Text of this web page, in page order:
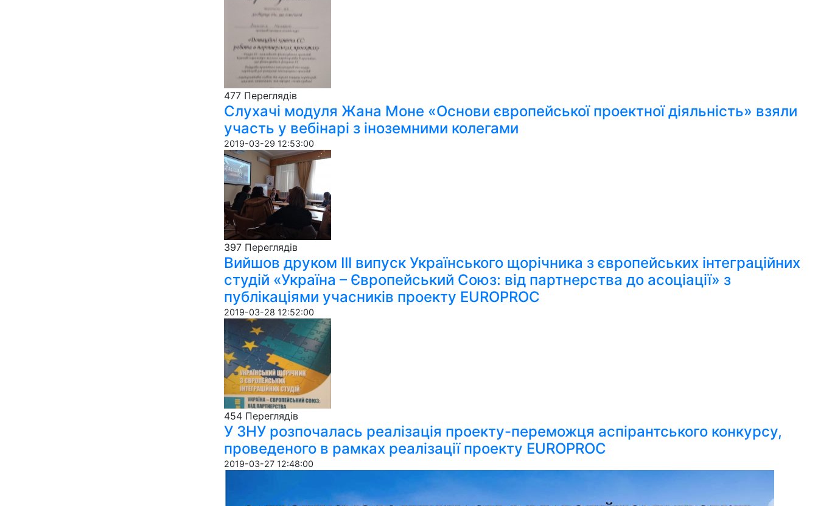
477 Пере­гля­дів
Слухачі модуля Жана Моне «Основи європейської проектної діяльність» взяли
участь у вебінарі з іноземними колегами
2019-03-29 12:53:00
397 Пере­гля­дів
Вийшов друком ІІІ випуск Українського щорічника з європейських інтеграційних
студій «Україна – Європейський Союз: від партнерства до асоціації» з
публікаціями учасників проекту EUROPROC
2019-03-28 12:52:00
454 Пере­гля­дів
У ЗНУ розпочалась реалізація проекту-переможця аспірантського конкурсу,
проведеного в рамках реалізації проекту EUROPROC
2019-03-27 12:48:00